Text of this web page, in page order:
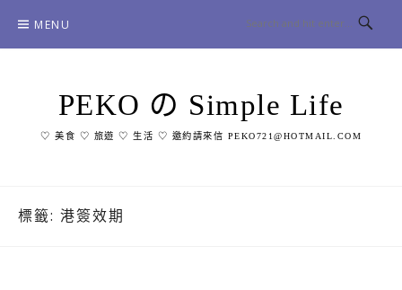
content
MENU
PEKO の Simple Life
♡ 美食 ♡ 旅遊 ♡ 生活 ♡ 邀約請來信 PEKO721@HOTMAIL.COM
標籤: 港簽效期